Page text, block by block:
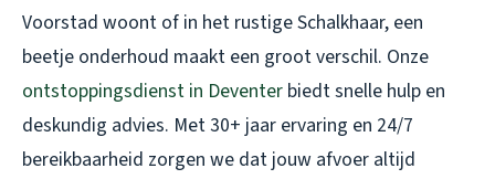
Voorstad woont of in het rustige Schalkhaar, een
beetje onderhoud maakt een groot verschil. Onze
ontstoppingsdienst in Deventer biedt snelle hulp en
deskundig advies. Met 30+ jaar ervaring en 24/7
bereikbaarheid zorgen we dat jouw afvoer altijd